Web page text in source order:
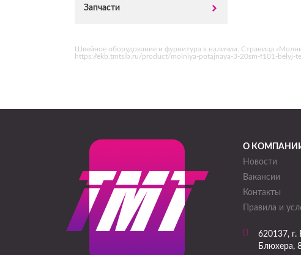
Запчасти
Швейное оборудование и фурнитура в наличии. Страница
https://ekb.tmtsib.ru/product/molniya-potajnaya-3-20sm-f101-belyj-
О
Новости
Вакансии
Контакты
Правила и
620137, г.
Блюхера,